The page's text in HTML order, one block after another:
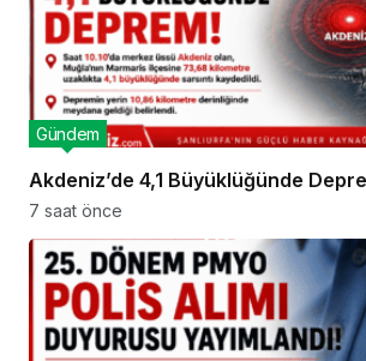
Akdeniz’de 4,1 Büyüklüğünde
Gündem
7 saat önce